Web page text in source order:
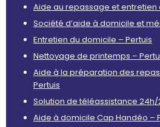
Aide au repassage et entretien
Société d’aide à domicile et
Entretien du domicile – Pertuis
Nettoyage de printemps –
Aide à la préparation des
Pertuis
Solution de téléassistance 24h/
Aide à domicile Cap Handéo –